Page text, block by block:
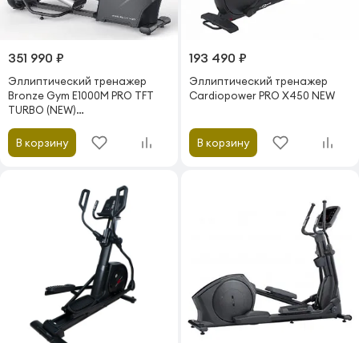
351 990 ₽
Эллиптический тренажер
Bronze Gym E1000M PRO TFT
TURBO (NEW)
автонаклоном
В корзину
193 490 ₽
Эллиптический тренажер
Cardiopower PRO X450 NEW
В корзину